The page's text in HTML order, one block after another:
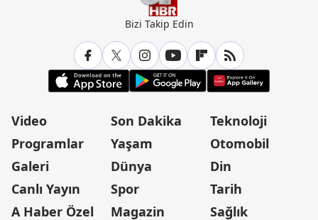
Bizi Takip Edin
Video
Programlar
Galeri
Canlı Yayın
A Haber Özel
Son Dakika
Yaşam
Dünya
Spor
Magazin
Teknoloji
Otomobil
Din
Tarih
Sağlık